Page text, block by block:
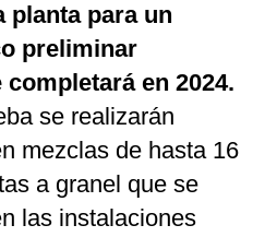
planta para un
preliminar
en 2024.
se realizarán
mezclas de hasta 16
a granel que se
las instalaciones